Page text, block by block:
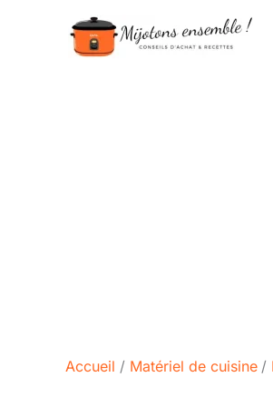
Accueil Matériel de cuisine